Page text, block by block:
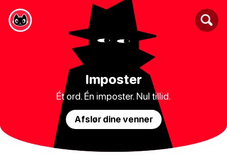
Imposter
Ét ord. Én imposter. Nul tillid.
Afslør dine venner